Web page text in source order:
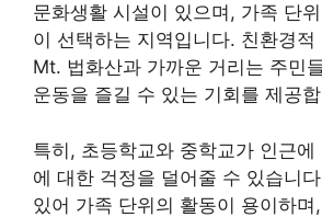
문화생활 시설이 있으며, 가족 단
이 선택하는 지역입니다. 친환경적
Mt. 법화산과 가까운 거리는 주민
운동을 즐길 수 있는 기회를 제공
특히, 초등학교와 중학교가 인근에
에 대한 걱정을 덜어줄 수 있습니
있어 가족 단위의 활동이 용이하